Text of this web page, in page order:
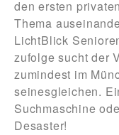
den ersten
Thema
LichtBlick
zufolge sucht der
zumindest im
seinesgleichen.
Suchmaschine
Desaster!